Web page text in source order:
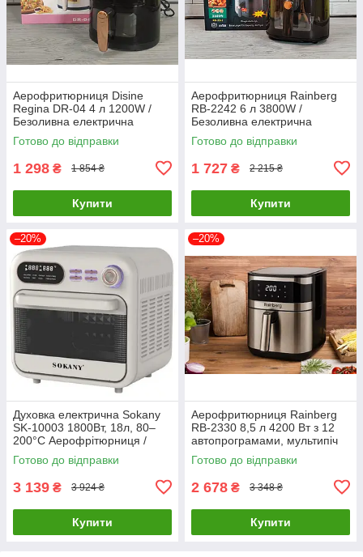
Аерофритюрниця Disine
Regina DR-04 4 л 1200W /
Безоливна електрична
фритюрниця
Готово до відправки
1 298 ₴ 1 854 ₴
Купити
Аерофритюрниця Rainberg
RB-2242 6 л 3800W /
Безоливна електрична
фритюрниця
Готово до відправки
1 727 ₴ 2 215 ₴
Купити
–20%
Духовка електрична Sokany
SK-10003 1800Вт, 18л, 80–
200°C Аерофрітюрниця /
Фритюрниця без олії
Готово до відправки
3 139 ₴ 3 924 ₴
Купити
–20%
Аерофритюрниця Rainberg
RB-2330 8,5 л 4200 Вт з 12
автопрограмами, мультипіч
без масла
Готово до відправки
2 678 ₴ 3 348 ₴
Купити